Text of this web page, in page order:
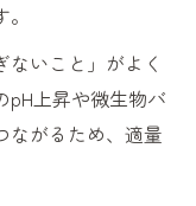
いこと」がよく
pH上昇や微生物バ
ながるため、適量